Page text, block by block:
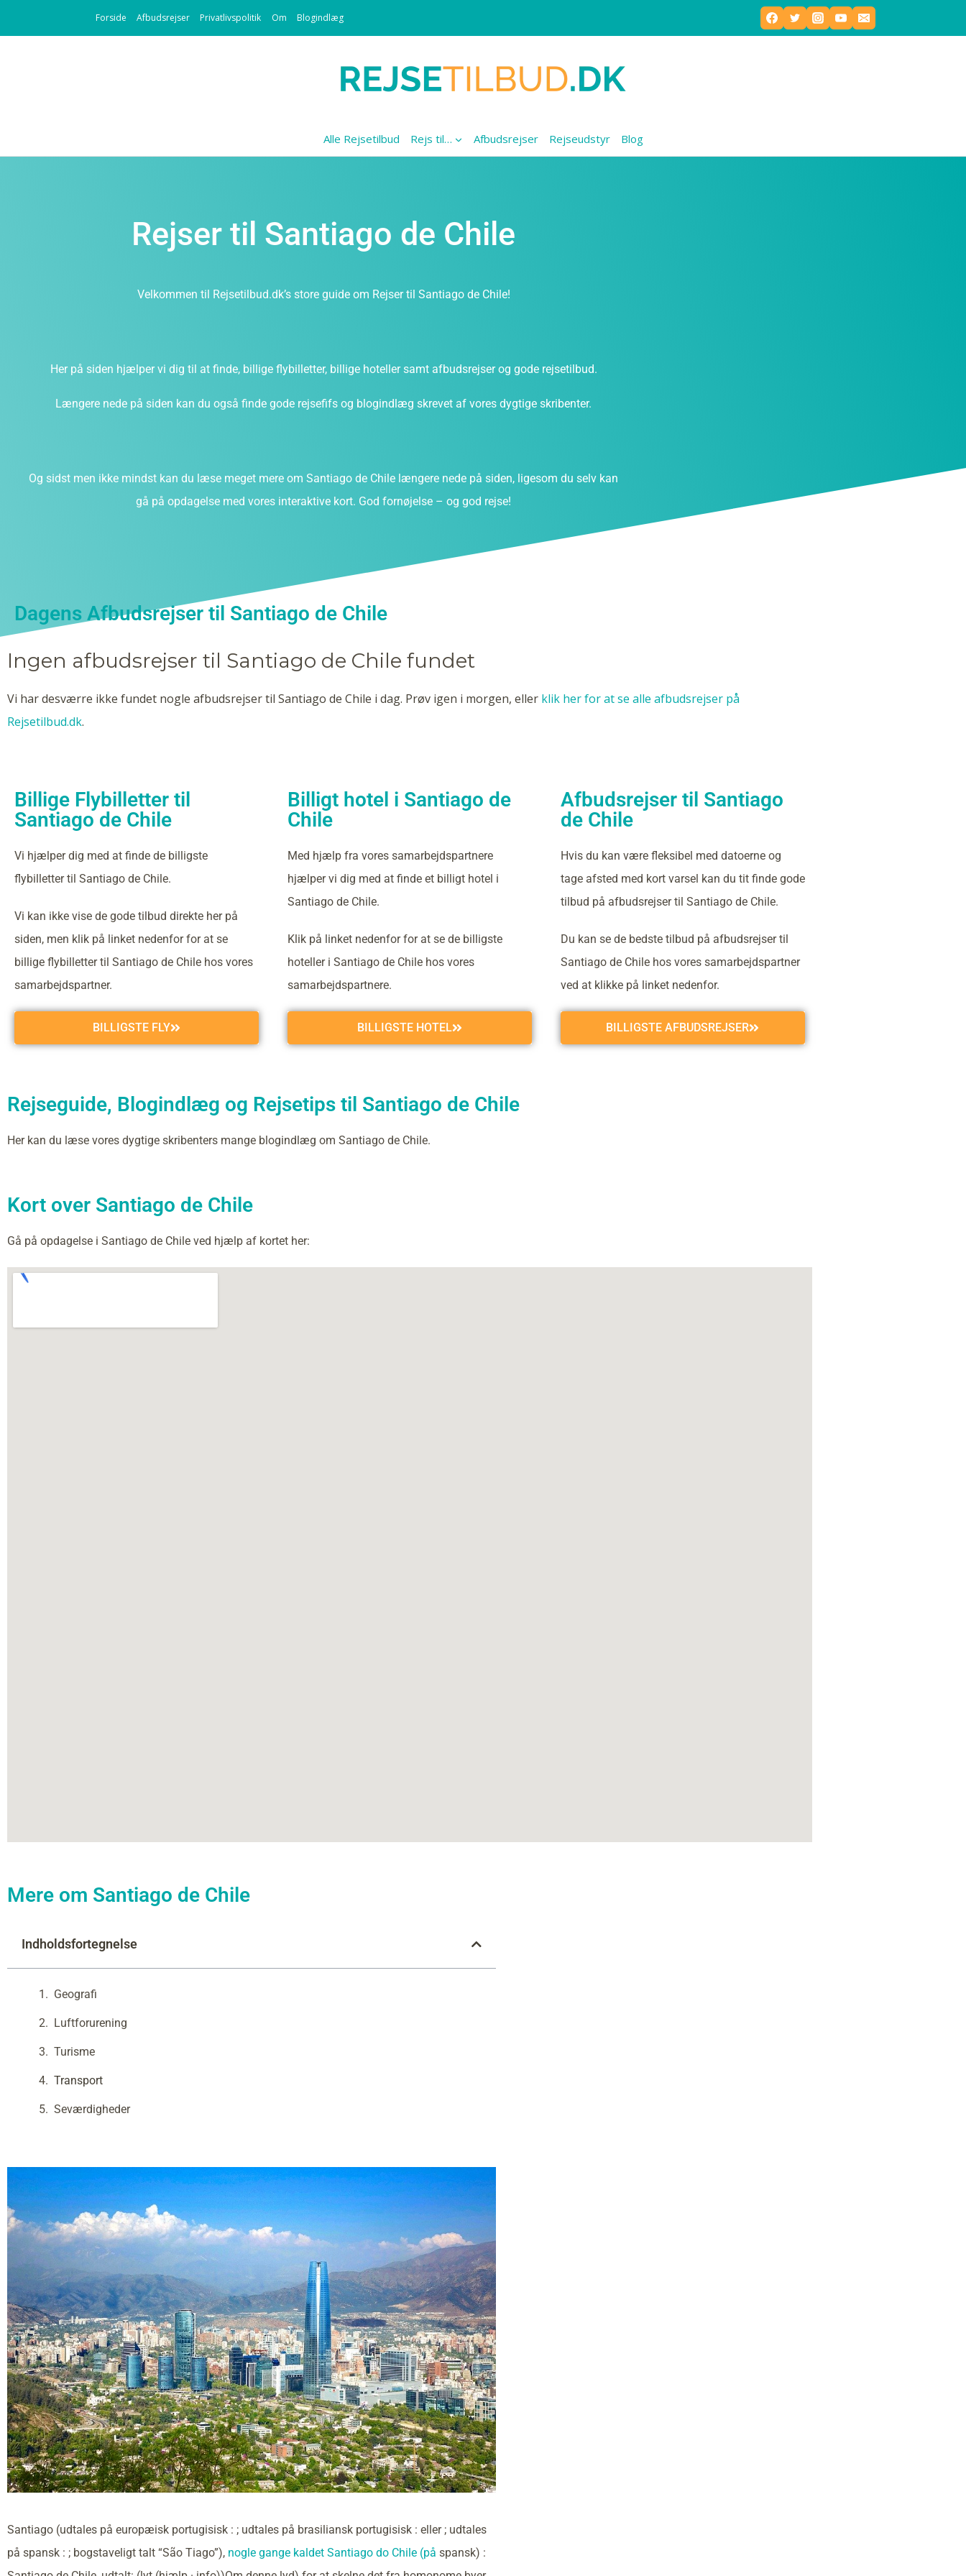
Forside Afbudsrejser Privatlivspolitik Om Blogindlæg
Alle Rejsetilbud Rejs til… Afbudsrejser Rejseudstyr Blog
Rejser til Santiago de Chile
Velkommen til Rejsetilbud.dk’s store guide om Rejser til Santiago de Chile!
Her på siden hjælper vi dig til at finde, billige flybilletter, billige hoteller samt afbudsrejser og gode rejsetilbud.
Længere nede på siden kan du også finde gode rejsefifs og blogindlæg skrevet af vores dygtige skribenter.
Og sidst men ikke mindst kan du læse meget mere om Santiago de Chile længere nede på siden, ligesom du selv kan
gå på opdagelse med vores interaktive kort. God fornøjelse – og god rejse!
Dagens Afbudsrejser til Santiago de Chile
Ingen afbudsrejser til Santiago de Chile fundet
Vi har desværre ikke fundet nogle afbudsrejser til Santiago de Chile i dag. Prøv igen i morgen, eller klik her for at se alle afbudsrejser på
Rejsetilbud.dk.
Billige Flybilletter til
Santiago de Chile
Vi hjælper dig med at finde de billigste
flybilletter til Santiago de Chile.
Vi kan ikke vise de gode tilbud direkte her på
siden, men klik på linket nedenfor for at se
billige flybilletter til Santiago de Chile hos vores
samarbejdspartner.
BILLIGSTE FLY
Billigt hotel i Santiago de
Chile
Med hjælp fra vores samarbejdspartnere
hjælper vi dig med at finde et billigt hotel i
Santiago de Chile.
Klik på linket nedenfor for at se de billigste
hoteller i Santiago de Chile hos vores
samarbejdspartnere.
BILLIGSTE HOTEL
Afbudsrejser til Santiago
de Chile
Hvis du kan være fleksibel med datoerne og
tage afsted med kort varsel kan du tit finde gode
tilbud på afbudsrejser til Santiago de Chile.
Du kan se de bedste tilbud på afbudsrejser til
Santiago de Chile hos vores samarbejdspartner
ved at klikke på linket nedenfor.
BILLIGSTE AFBUDSREJSER
Rejseguide, Blogindlæg og Rejsetips til Santiago de Chile
Her kan du læse vores dygtige skribenters mange blogindlæg om Santiago de Chile.
Kort over Santiago de Chile
Gå på opdagelse i Santiago de Chile ved hjælp af kortet her:
Mere om Santiago de Chile
Indholdsfortegnelse
Geografi
Luftforurening
Turisme
Transport
Seværdigheder
Santiago (udtales på europæisk portugisisk : ; udtales på brasiliansk portugisisk : eller ; udtales
på spansk : ; bogstaveligt talt “São Tiago”), nogle gange kaldet Santiago do Chile (på spansk) :